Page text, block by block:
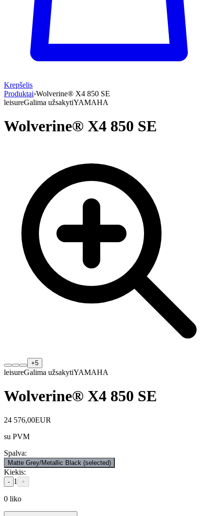
Krepšelis
Produktai›Wolverine® X4 850 SE
leisureGalima užsakytiYAMAHA
Wolverine® X4 850 SE
+5
leisureGalima užsakytiYAMAHA
Wolverine® X4 850 SE
24 576,00EUR
su PVM
Spalva:
Matte Grey/Metallic Black (selected)
Kiekis:
- 1 +
0 liko